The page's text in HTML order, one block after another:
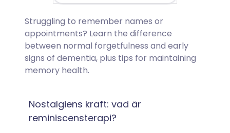
Struggling to remember names or
appointments? Learn the difference
between normal forgetfulness and early
signs of dementia, plus tips for maintaining
memory health.
Nostalgiens kraft: vad är
reminiscensterapi?